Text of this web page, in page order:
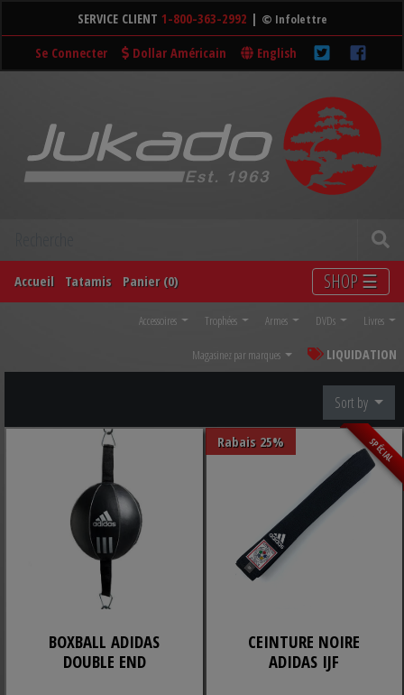
SERVICE CLIENT 1-800-363-2992 | © Infolettre
English
Dollar Américain
Se Connecter
Accueil Tatamis Panier (0) SHOP ☰
Livres
DVDs
Armes
Trophées
Accessoires
LIQUIDATION
Magasinez par marques
Sort by
BOXBALL ADIDAS
DOUBLE END
Rabais 25% SPÉCIAL
CEINTURE NOIRE
ADIDAS IJF